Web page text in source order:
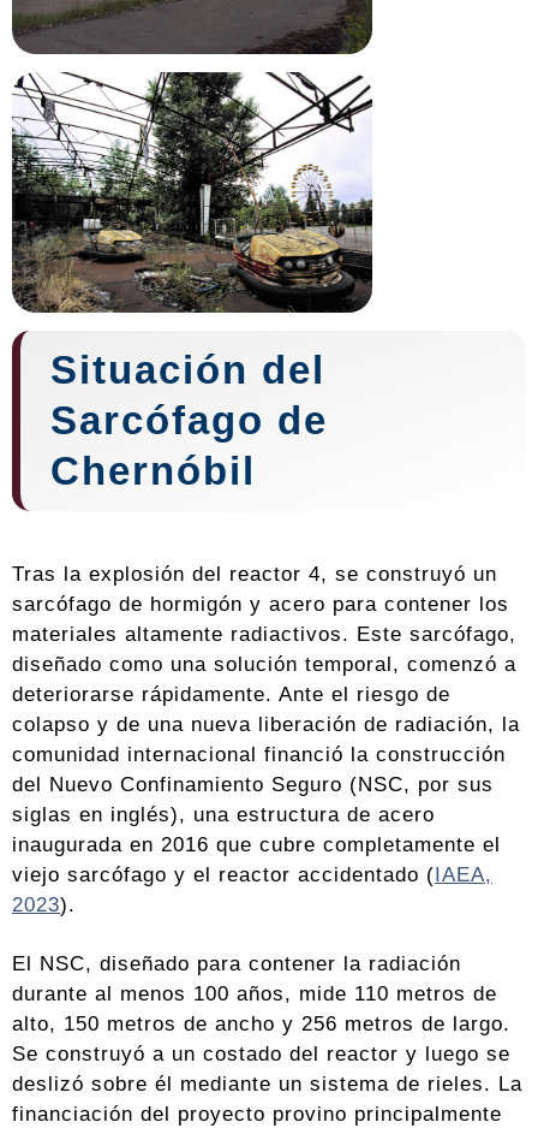
Situación del
Sarcófago de
Chernóbil
Tras la explosión del reactor 4, se construyó un
sarcófago de hormigón y acero para contener los
materiales altamente radiactivos. Este sarcófago,
diseñado como una solución temporal, comenzó a
deteriorarse rápidamente. Ante el riesgo de
colapso y de una nueva liberación de radiación, la
comunidad internacional financió la construcción
del Nuevo Confinamiento Seguro (NSC, por sus
siglas en inglés), una estructura de acero
inaugurada en 2016 que cubre completamente el
viejo sarcófago y el reactor accidentado (IAEA,
2023).
El NSC, diseñado para contener la radiación
durante al menos 100 años, mide 110 metros de
alto, 150 metros de ancho y 256 metros de largo.
Se construyó a un costado del reactor y luego se
deslizó sobre él mediante un sistema de rieles. La
financiación del proyecto provino principalmente